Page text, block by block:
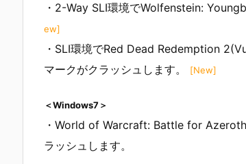
・2-Way SLI環境でWolfenstein:
ew]
・SLI環境でRed Dead Redemption
マークがクラッシュします。
[New]
＜Windows7＞
・World of Warcraft: Battle for
ラッシュします。